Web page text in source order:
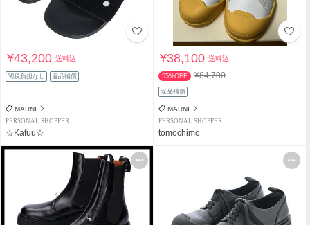
¥43,200送料込
関税負担なし 返品補償
MARNI
PERSONAL SHOPPER
☆Kafuu☆
¥38,100送料込
55%OFF ¥84,700
返品補償
MARNI
PERSONAL SHOPPER
tomochimo